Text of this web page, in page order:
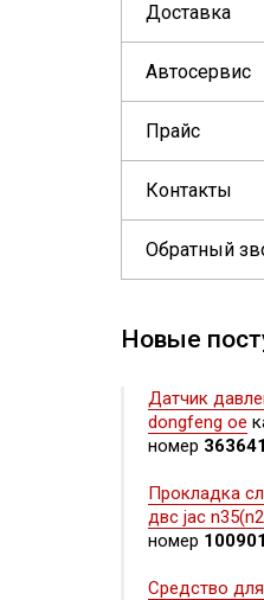
Доставка
Автосервис
Прайс
Контакты
Обратный
Новые
Датчик
dongfeng oe
номер
Прокладка
двс jac
номер
Средство